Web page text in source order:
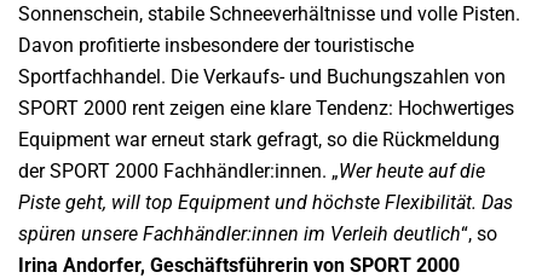
Sonnenschein, stabile Schneeverhältnisse und volle Pisten.
Davon profitierte insbesondere der touristische
Sportfachhandel. Die Verkaufs- und Buchungszahlen von
SPORT 2000 rent zeigen eine klare Tendenz: Hochwertiges
Equipment war erneut stark gefragt, so die Rückmeldung
der SPORT 2000 Fachhändler:innen. „Werheute auf die
Piste geht, will top Equipment und höchste Flexibilität. Das
spüren unsere Fachhändler:innen im Verleih deutlich“, so
Irina Andorfer, Geschäftsführerin von SPORT 2000